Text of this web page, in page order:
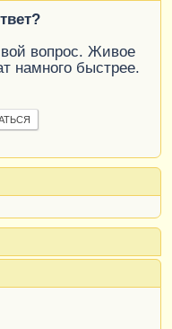
вопрос. Живое
намного быстрее.